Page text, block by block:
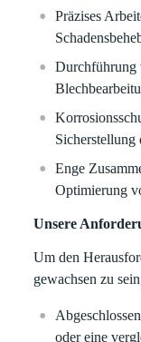
Präzises
Durchführung
Sicherstellung
Enge
Optimierung
Unsere
Um den
gewachsen zu
oder eine